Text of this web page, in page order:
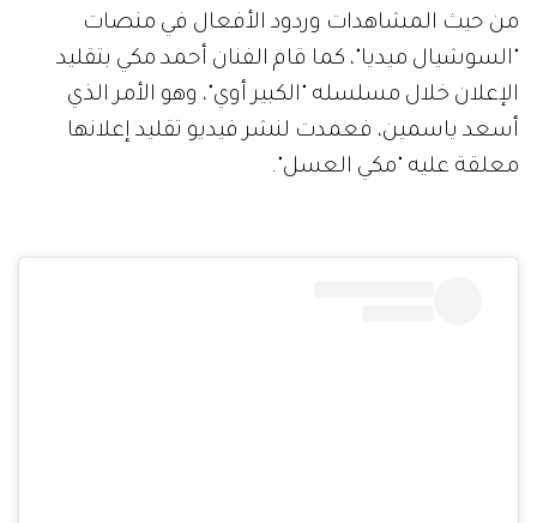
من حيث المشاهدات وردود الأفعال في منصات
"السوشيال ميديا"، كما قام الفنان أحمد مكي بتقليد
الإعلان خلال مسلسله "الكبير أوي"، وهو الأمر الذي
أسعد ياسمين، فعمدت لنشر فيديو تقليد إعلانها
معلقة عليه "مكي العسل".